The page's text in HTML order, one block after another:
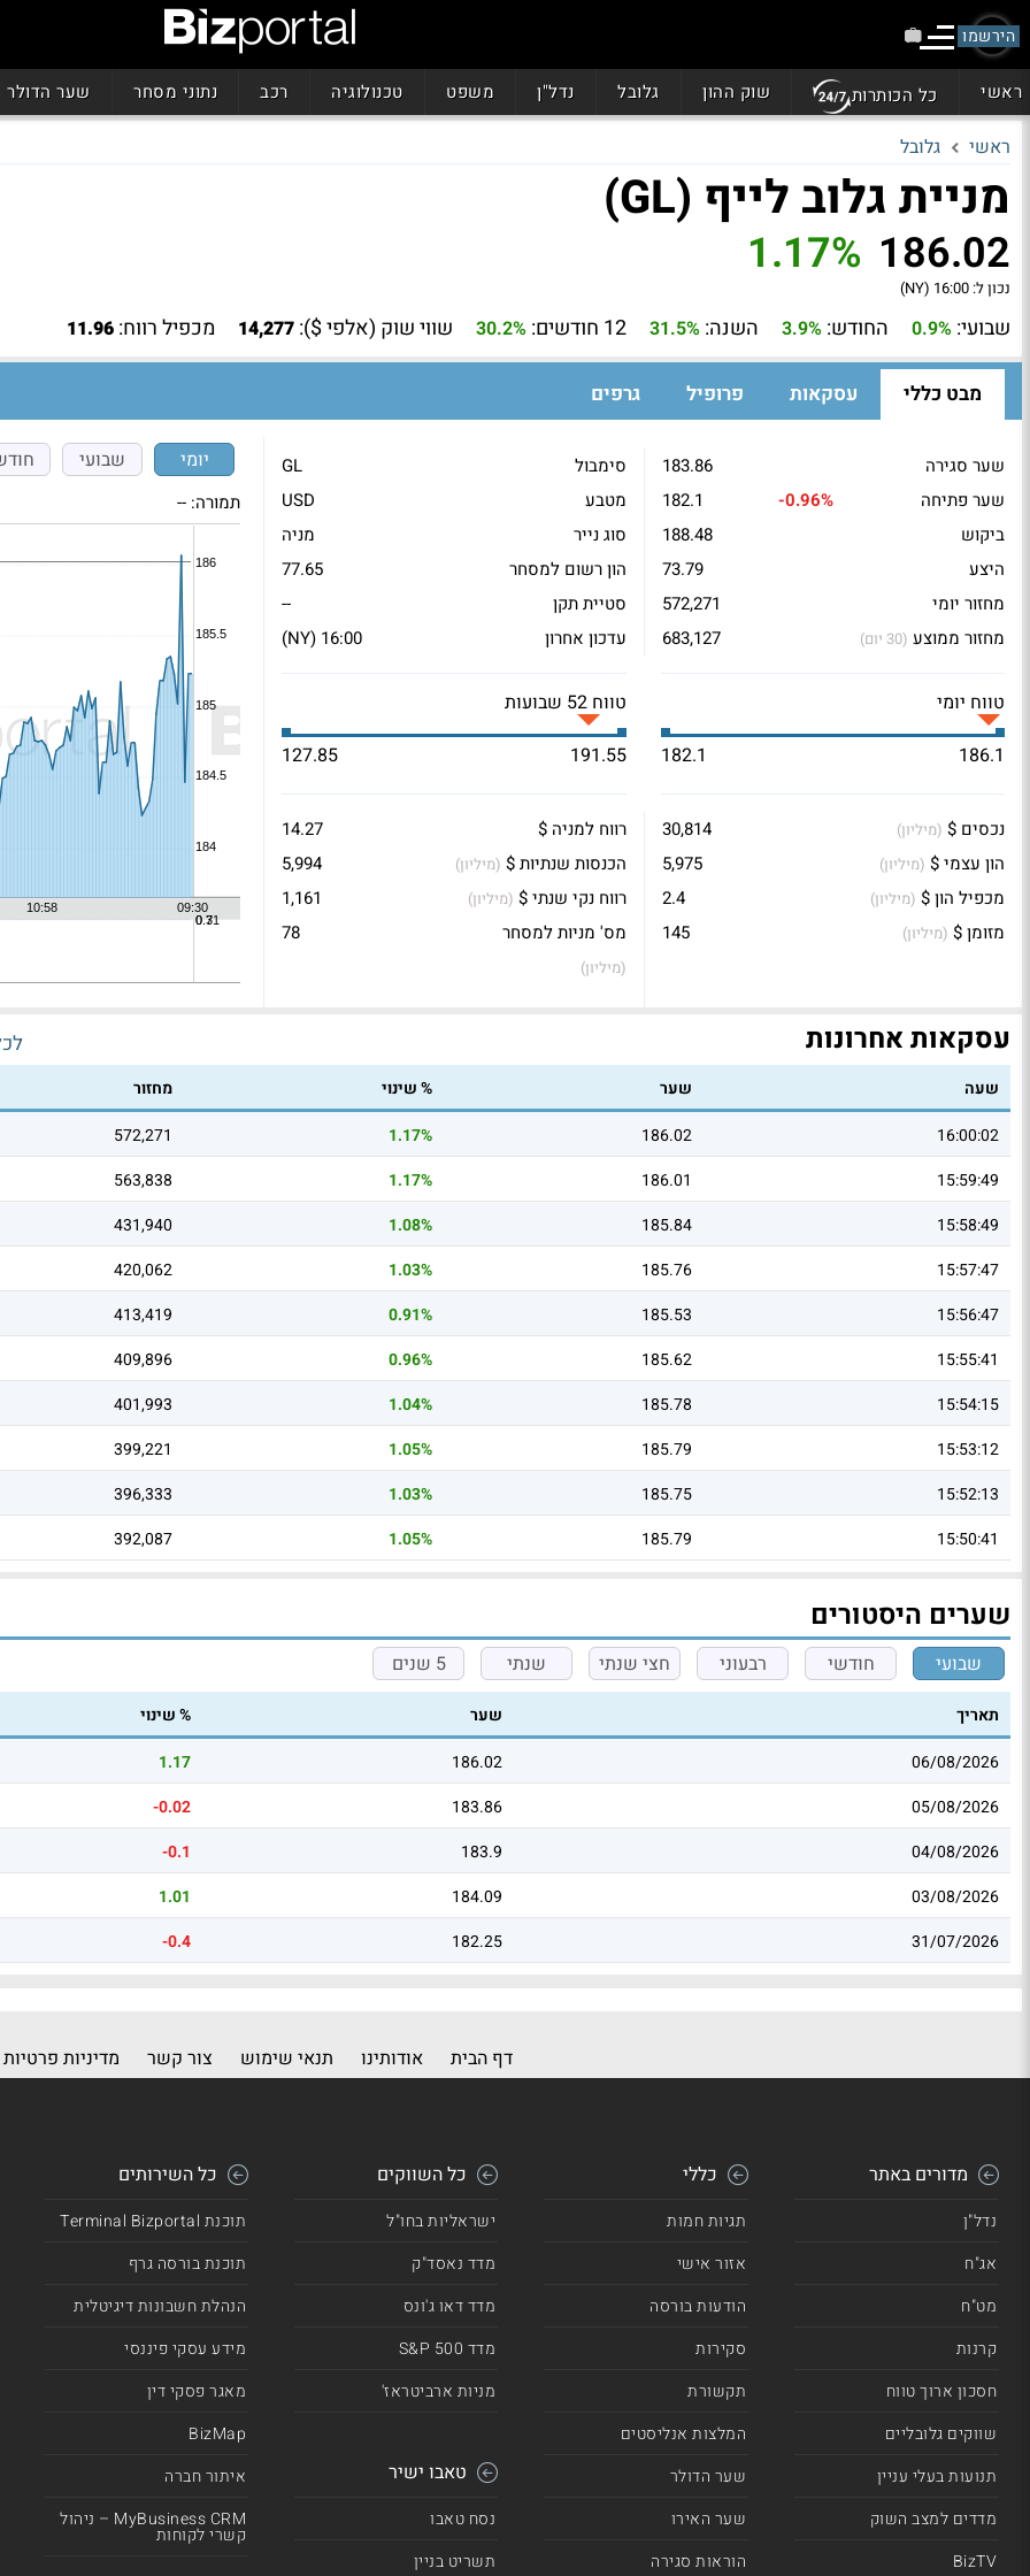
הירשמו
ראשי כל הכותרות שוק ההון גלובל נדל"ן משפט טכנולוגיה רכב נתוני מסחר שער הדולר
ראשי גלובל
מניית גלוב לייף (GL)
186.02
1.17%
נכון ל: 16:00 (NY)
שבועי: 0.9% החודש: 3.9% השנה: 31.5% 12 חודשים: 30.2% שווי שוק (אלפי $): 14,277 מכפיל רווח: 11.96
מבט כללי עסקאות פרופיל גרפים
שער סגירה
183.86
שער פתיחה
-0.96%
182.1
ביקוש
188.48
היצע
73.79
מחזור יומי
572,271
מחזור ממוצע (30 יום) 683,127
סימבול
GL
מטבע
USD
סוג נייר
מניה
הון רשום למסחר
77.65
סטיית תקן
--
עדכון אחרון
16:00 (NY)
טווח יומי
186.1
182.1
טווח 52 שבועות
191.55
127.85
נכסים $ (מיליון)
30,814
הון עצמי $ (מיליון)
5,975
מכפיל הון $ (מיליון)
2.4
מזומן $ (מיליון) 145
רווח למניה $
14.27
הכנסות שנתיות $ (מיליון)
5,994
רווח נקי שנתי $ (מיליון)
1,161
מס' מניות למסחר
(מיליון)
78
יומי שבועי
תמורה: --
עסקאות אחרונות
שעה שער % שינוי
מחזור
16:00:02
186.02
1.17%
572,271
15:59:49
186.01
1.17%
563,838
15:58:49
185.84
1.08%
431,940
15:57:47
185.76
1.03%
420,062
15:56:47
185.53
0.91%
413,419
15:55:41
185.62
0.96%
409,896
15:54:15
185.78
1.04%
401,993
15:53:12
185.79
1.05%
399,221
15:52:13
185.75
1.03%
396,333
15:50:41
185.79
1.05%
392,087
שערים היסטורים
שבועי חודשי רבעוני חצי שנתי שנתי 5 שנים
תאריך שער
% שינוי
06/08/2026
186.02
1.17
05/08/2026
183.86
-0.02
04/08/2026
183.9
-0.1
03/08/2026
184.09
1.01
31/07/2026
182.25
-0.4
דף הבית אודותינו תנאי שימוש צור קשר מדיניות פרטיות
מדורים באתר
נדל"ן
אג"ח
מט"ח
קרנות
חסכון ארוך טווח
שווקים גלובליים
תנועות בעלי עניין
מדדים למצב השוק
BizTV
כללי
תגיות חמות
אזור אישי
הודעות בורסה
סקירות
תקשורת
המלצות אנליסטים
שער הדולר
שער האירו
הוראות סגירה
כל השווקים
ישראליות בחו"ל
מדד נאסד"ק
מדד דאו ג'ונס
מדד 500 S&P
מניות ארביטראז'
טאבו ישיר
נסח טאבו
תשריט בניין
כל השירותים
תוכנת Terminal Bizportal
תוכנת בורסה גרף
הנהלת חשבונות דיגיטלית
מידע עסקי פיננסי
מאגר פסקי דין
BizMap
איתור חברה
MyBusiness CRM – ניהול
קשרי לקוחות